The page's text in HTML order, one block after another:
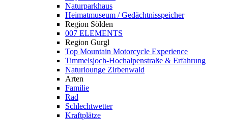
Naturparkhaus
Heimatmuseum / Gedächtnisspeicher
Region Sölden
007 ELEMENTS
Region Gurgl
Top Mountain Motorcycle Experience
Timmelsjoch-Hochalpenstraße & Erfahrung
Naturlounge Zirbenwald
Arten
Familie
Rad
Schlechtwetter
Kraftplätze